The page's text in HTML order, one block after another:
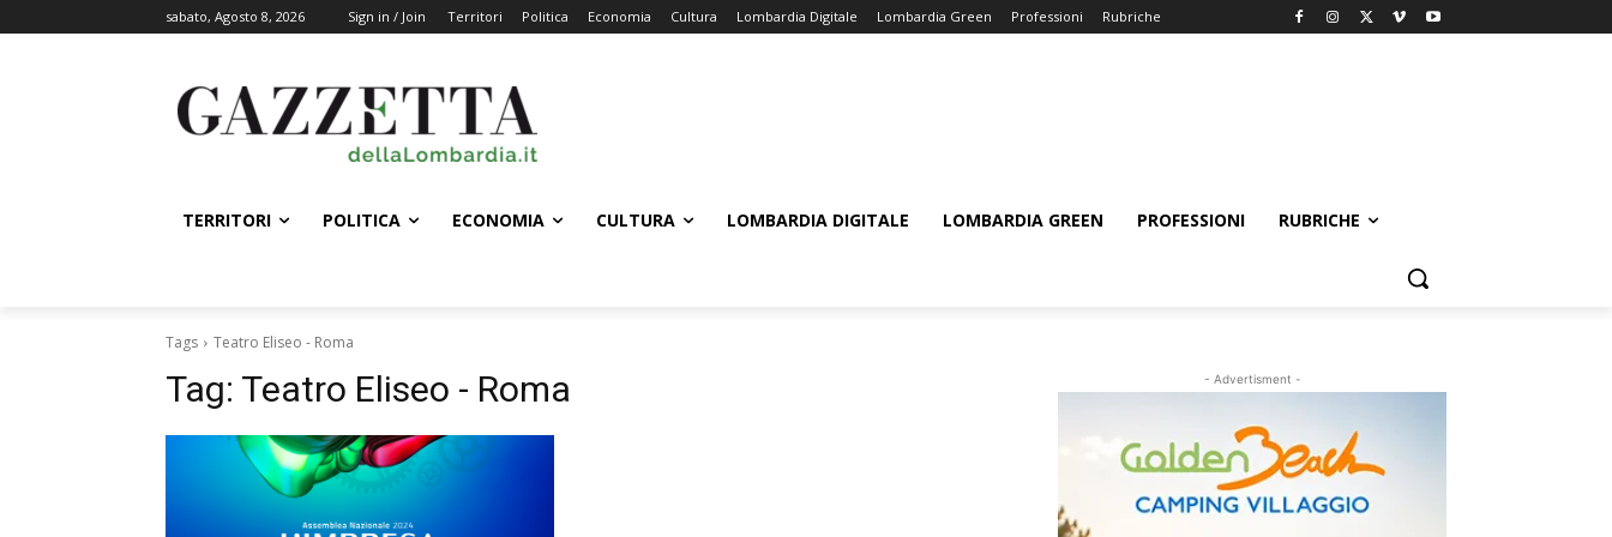
sabato, Agosto 8, 2026 Sign in / Join Territori Politica Economia Cultura Lombardia Digitale Lombardia Green Professioni Rubriche
TERRITORI POLITICA ECONOMIA CULTURA LOMBARDIA DIGITALE LOMBARDIA GREEN PROFESSIONI RUBRICHE
Tags Teatro Eliseo - Roma
Tag: Teatro Eliseo - Roma - Advertisment -